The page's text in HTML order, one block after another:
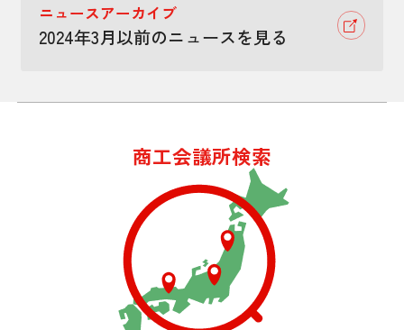
ニュースアーカイブ
2024年3月以前のニュースを見る
商工会議所検索